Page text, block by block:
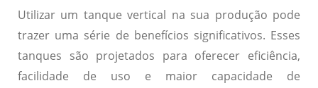
Utilizar um tanque vertical na sua produção pode
trazer uma série de benefícios significativos. Esses
tanques são projetados para oferecer eficiência,
facilidade de uso e maior capacidade de